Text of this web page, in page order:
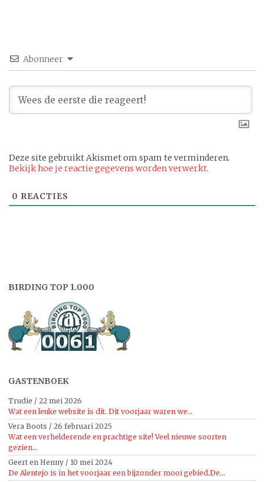
Abonneer
Deze site gebruikt Akismet om spam te verminderen.
Bekijk hoe je reactie gegevens worden verwerkt.
0 REACTIES
BIRDING TOP 1.000
GASTENBOEK
Trudie / 22 mei 2026
Wat een leuke website is dit. Dit voorjaar waren we...
Vera Boots / 26 februari 2025
Wat een verhelderende en prachtige site! Veel nieuwe soorten
gezien...
Geert en Henny / 10 mei 2024
De Alentejo is in het voorjaar een bijzonder mooi gebied.De...